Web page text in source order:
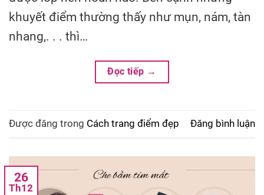
khuyết điểm thường thấy như mụn, nám, tàn
nhang,. . . thì…
Đọc tiếp →
Được đăng trong Cách trang điểm đẹp Đăng bình luận
26
Th12